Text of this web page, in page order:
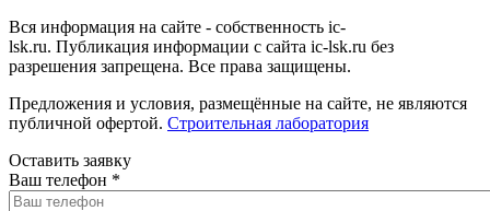
Вся информация на сайте - собственность ic-
lsk.ru. Публикация информации с сайта ic-lsk.ru без
разрешения запрещена. Все права защищены.
Предложения и условия, размещённые на сайте, не являются
публичной офертой. Строительная лаборатория
Оставить заявку
Ваш телефон *